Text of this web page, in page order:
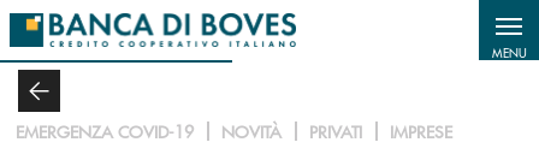
Salta al contenuto principale
MENU
EMERGENZA COVID-19 NOVITÀ PRIVATI IMPRESE